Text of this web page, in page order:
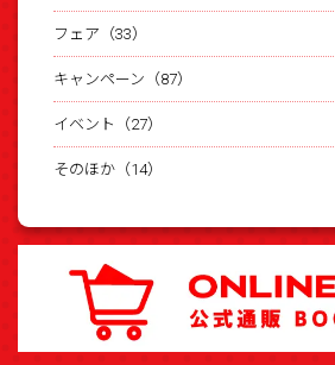
フェア（33）
キャンペーン（87）
イベント（27）
そのほか（14）